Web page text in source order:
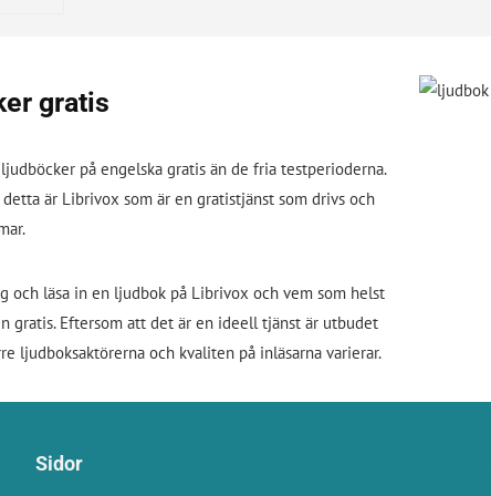
gratis
på engelska gratis än de fria testperioderna.
är Librivox som är en gratistjänst som drivs och
och läsa in en ljudbok på Librivox och vem som helst
gratis. Eftersom att det är en ideell tjänst är utbudet
ljudboksaktörerna och kvaliten på inläsarna varierar.
Sidor